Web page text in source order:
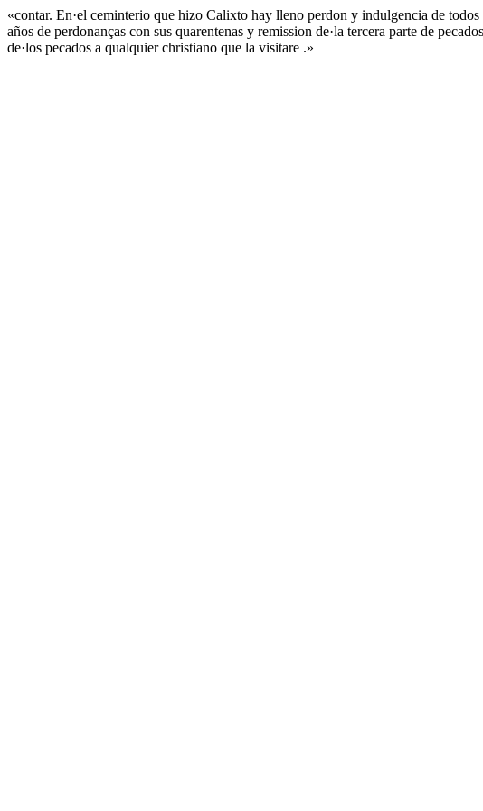
«contar. En·el ceminterio que hizo Calixto hay lleno perdon y indulgencia de
años de perdonanças con sus quarentenas y remission de·la tercera parte de
de·los pecados a qualquier christiano que la visitare .»